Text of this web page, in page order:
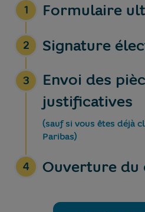
1 Formulaire
2 Signature
3
Envoi des
justificatives
(sauf si vous êtes déjà
Paribas)
4 Ouverture du